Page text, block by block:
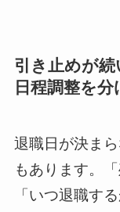
引き止めが
日程調整を分
退職日が決ま
もあります。
「いつ退職す